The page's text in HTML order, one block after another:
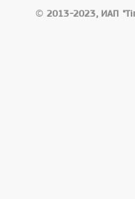
© 2013-2023, ИАП